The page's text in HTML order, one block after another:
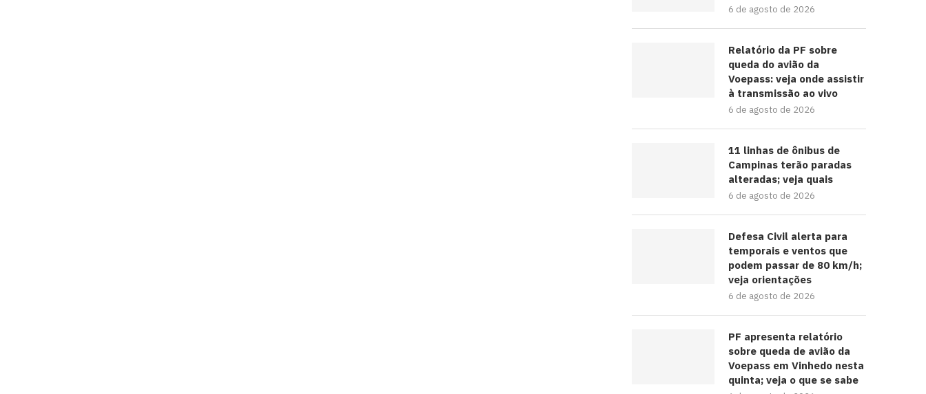
6 de agosto de 2026
Relatório da PF sobre
queda do avião da
Voepass: veja onde assistir
à transmissão ao vivo
6 de agosto de 2026
11 linhas de ônibus de
Campinas terão paradas
alteradas; veja quais
6 de agosto de 2026
Defesa Civil alerta para
temporais e ventos que
podem passar de 80 km/h;
veja orientações
6 de agosto de 2026
PF apresenta relatório
sobre queda de avião da
Voepass em Vinhedo nesta
quinta; veja o que se sabe